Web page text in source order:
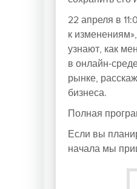
22 апреля в
к
узнают, как
в онлайн-
рынке,
бизнеса.
Полная
Если вы
начала мы